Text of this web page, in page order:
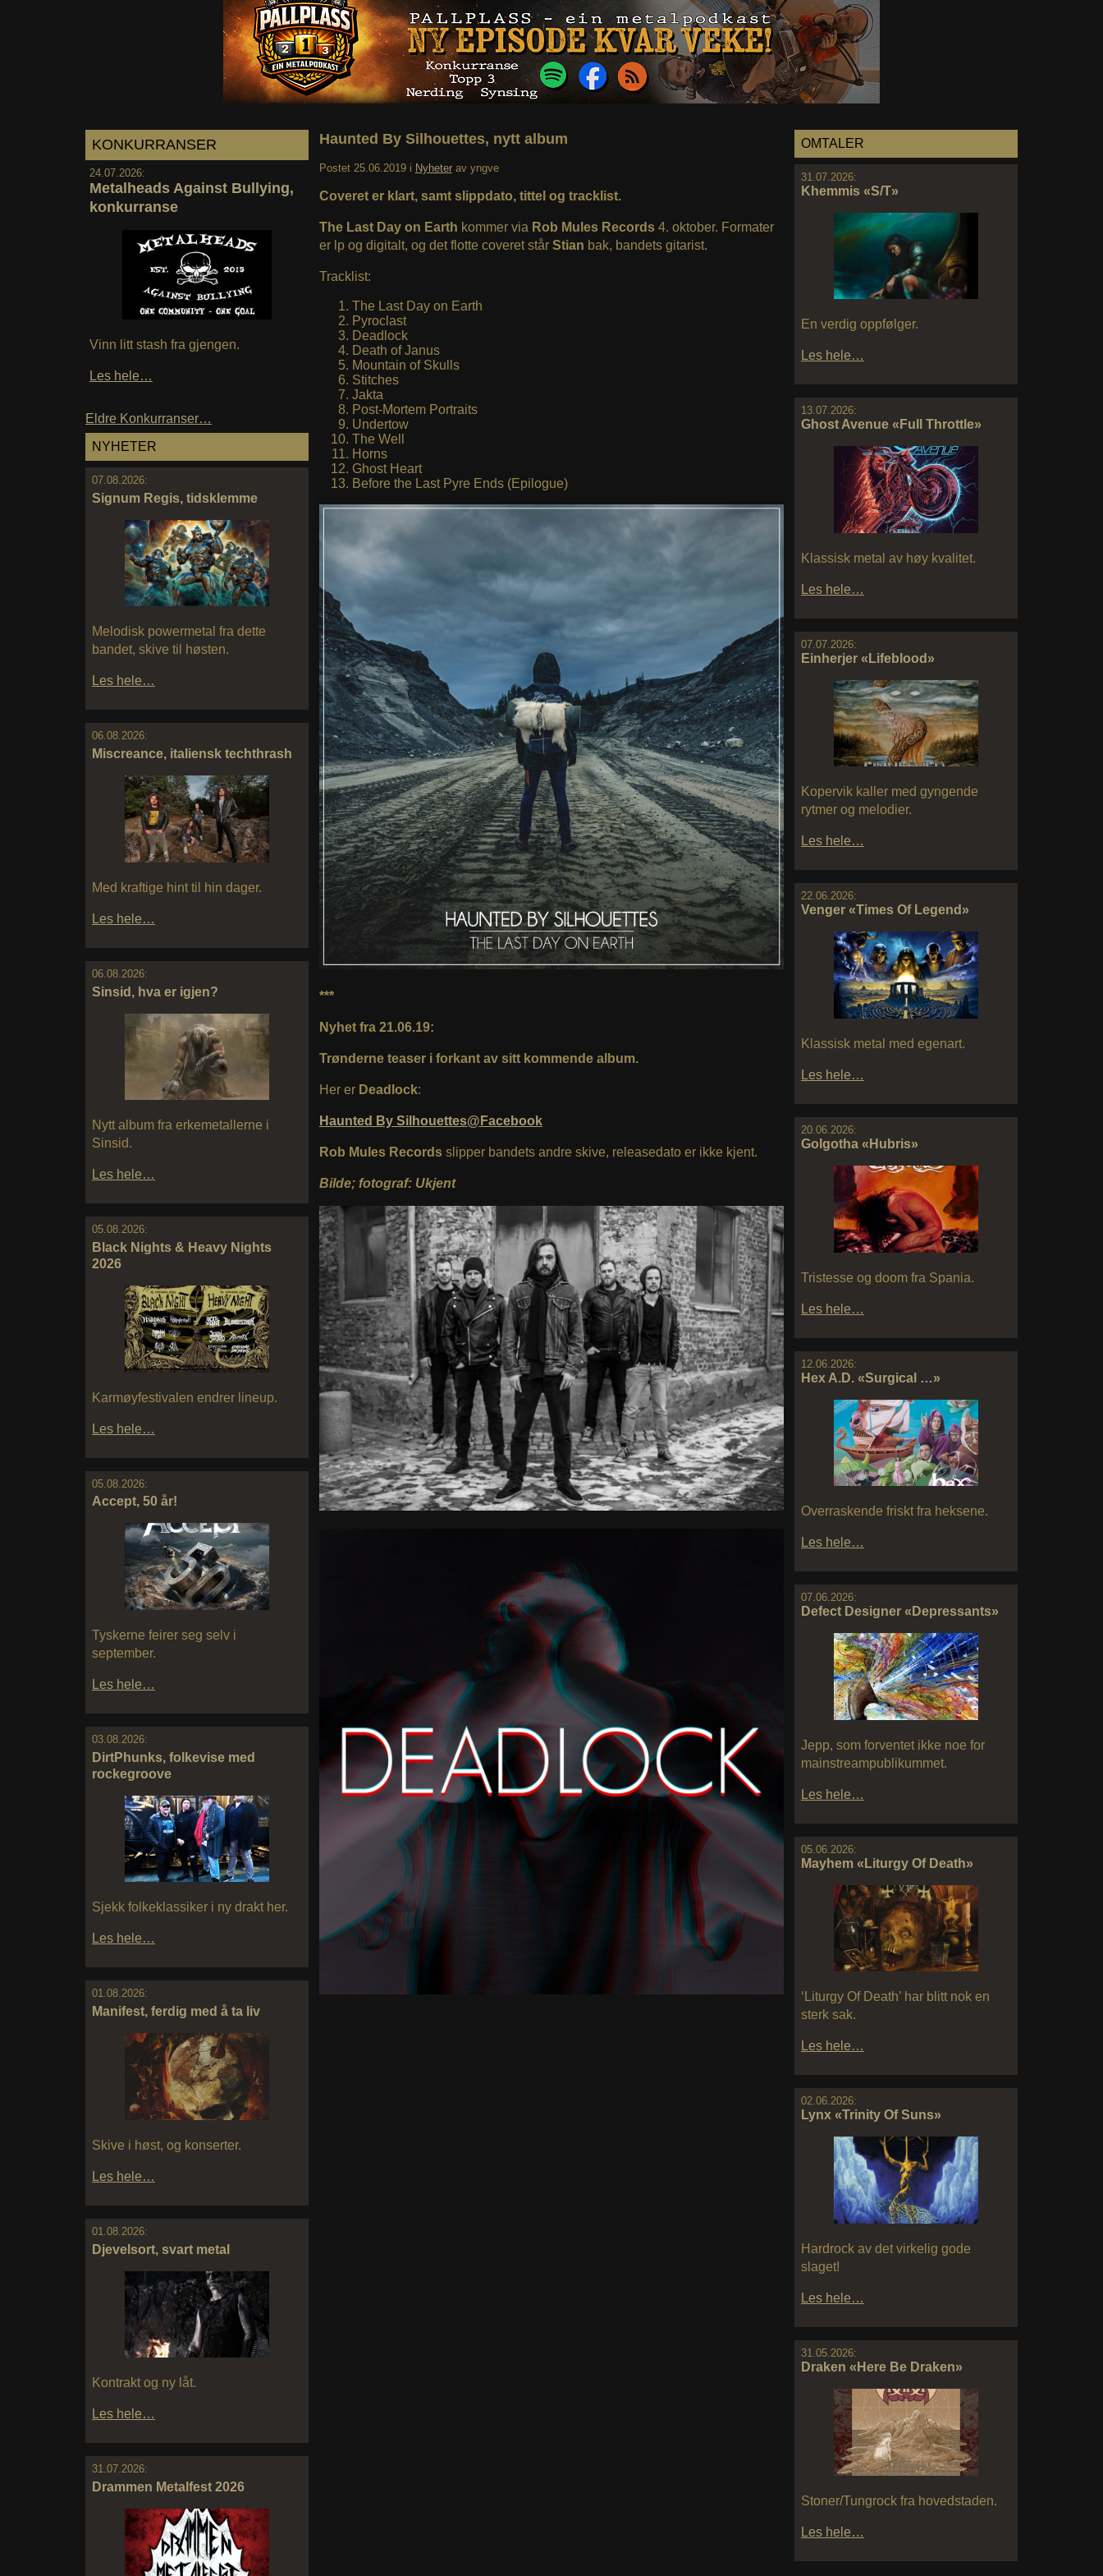
KONKURRANSER
24.07.2026:
Metalheads Against Bullying,
konkurranse
Vinn litt stash fra gjengen.
Les hele…
Eldre Konkurranser…
NYHETER
07.08.2026:
Signum Regis, tidsklemme
Melodisk powermetal fra dette
bandet, skive til høsten.
Les hele…
06.08.2026:
Miscreance, italiensk techthrash
Med kraftige hint til hin dager.
Les hele…
06.08.2026:
Sinsid, hva er igjen?
Nytt album fra erkemetallerne i
Sinsid.
Les hele…
05.08.2026:
Black Nights & Heavy Nights
2026
Karmøyfestivalen endrer lineup.
Les hele…
05.08.2026:
Accept, 50 år!
Tyskerne feirer seg selv i
september.
Les hele…
03.08.2026:
DirtPhunks, folkevise med
rockegroove
Sjekk folkeklassiker i ny drakt her.
Les hele…
01.08.2026:
Manifest, ferdig med å ta liv
Skive i høst, og konserter.
Les hele…
01.08.2026:
Djevelsort, svart metal
Kontrakt og ny låt.
Les hele…
31.07.2026:
Drammen Metalfest 2026
OMTALER
31.07.2026:
Khemmis «S/T»
En verdig oppfølger.
Les hele…
13.07.2026:
Ghost Avenue «Full Throttle»
Klassisk metal av høy kvalitet.
Les hele…
07.07.2026:
Einherjer «Lifeblood»
Kopervik kaller med gyngende
rytmer og melodier.
Les hele…
22.06.2026:
Venger «Times Of Legend»
Klassisk metal med egenart.
Les hele…
20.06.2026:
Golgotha «Hubris»
Tristesse og doom fra Spania.
Les hele…
12.06.2026:
Hex A.D. «Surgical …»
Overraskende friskt fra heksene.
Les hele…
07.06.2026:
Defect Designer «Depressants»
Jepp, som forventet ikke noe for
mainstreampublikummet.
Les hele…
05.06.2026:
Mayhem «Liturgy Of Death»
‘Liturgy Of Death’ har blitt nok en
sterk sak.
Les hele…
02.06.2026:
Lynx «Trinity Of Suns»
Hardrock av det virkelig gode
slaget!
Les hele…
31.05.2026:
Draken «Here Be Draken»
Stoner/Tungrock fra hovedstaden.
Les hele…
Haunted By Silhouettes, nytt album
Postet 25.06.2019 i Nyheter av yngve
Coveret er klart, samt slippdato, tittel og tracklist.
The Last Day on Earth kommer via Rob Mules Records4. oktober. Formater
er lp og digitalt, og det flotte coveret står Stian bak, bandets gitarist.
Tracklist:
The Last Day on Earth
Pyroclast
Deadlock
Death of Janus
Mountain of Skulls
Stitches
Jakta
Post-Mortem Portraits
Undertow
The Well
Horns
Ghost Heart
Before the Last Pyre Ends (Epilogue)
***
Nyhet fra 21.06.19:
Trønderne teaser i forkant av sitt kommende album.
Her er Deadlock:
Haunted By Silhouettes@Facebook
Rob Mules Recordsslipper bandets andre skive, releasedato er ikke kjent.
Bilde; fotograf: Ukjent